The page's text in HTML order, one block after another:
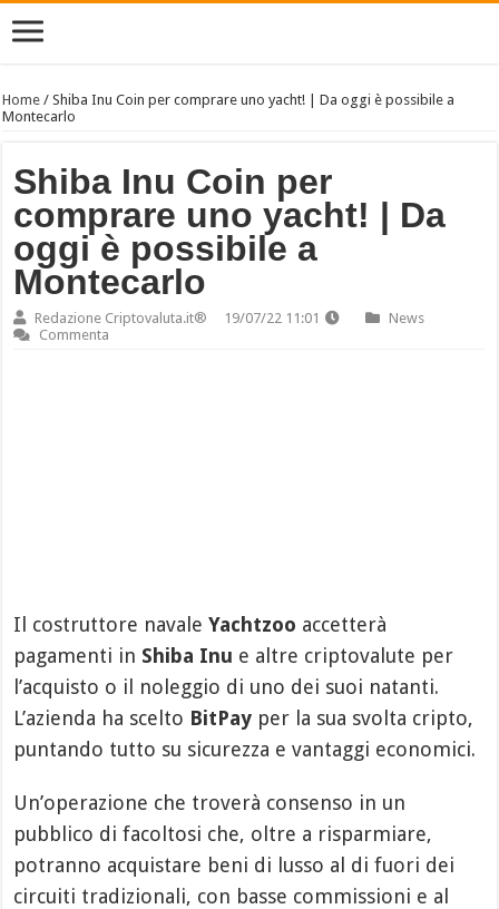
Home /Shiba Inu Coin per comprare uno yacht! | Da oggi è possibile a
Montecarlo
Shiba Inu Coin per
comprare uno yacht! | Da
oggi è possibile a
Montecarlo
Redazione Criptovaluta.it® 19/07/22 11:01
News
Commenta
Il costruttore navaleYachtzoo accetterà
pagamenti in Shiba Inu e altre criptovalute per
l’acquisto o il noleggio di uno dei suoi natanti.
L’azienda ha scelto BitPay per la sua svolta cripto,
puntando tutto su sicurezza e vantaggi economici.
Un’operazione che troverà consenso in un
pubblico di facoltosi che, oltre a risparmiare,
potranno acquistare beni di lusso al di fuori dei
circuiti tradizionali, con basse commissioni e al